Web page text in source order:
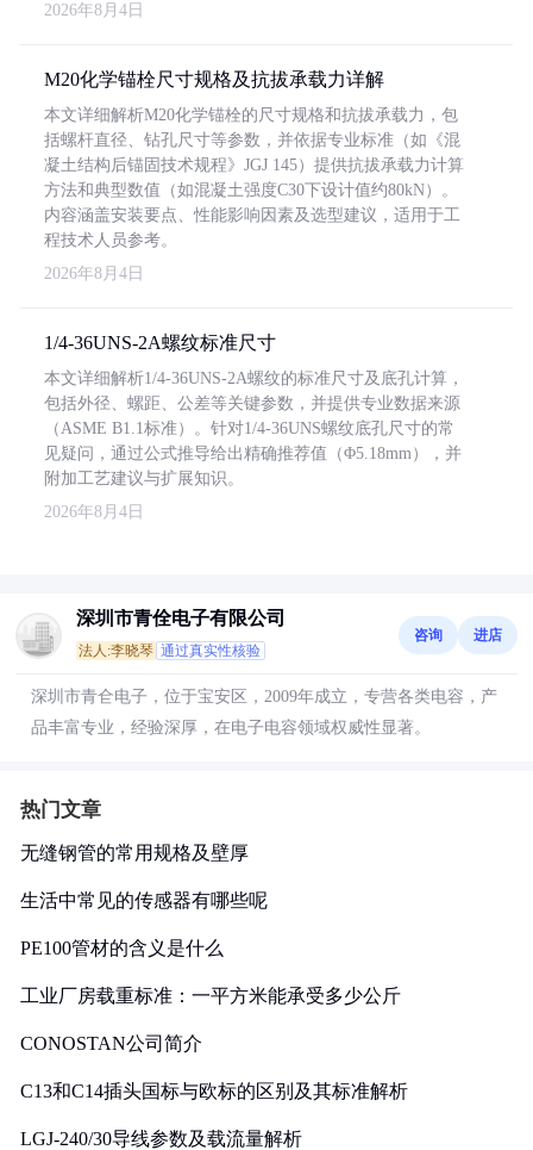
2026年8月4日
M20化学锚栓尺寸规格及抗拔承载力详解
本文详细解析M20化学锚栓的尺寸规格和抗拔承载力，包
括螺杆直径、钻孔尺寸等参数，并依据专业标准（如《混
凝土结构后锚固技术规程》JGJ 145）提供抗拔承载力计算
方法和典型数值（如混凝土强度C30下设计值约80kN）。
内容涵盖安装要点、性能影响因素及选型建议，适用于工
程技术人员参考。
2026年8月4日
1/4-36UNS-2A螺纹标准尺寸
本文详细解析1/4-36UNS-2A螺纹的标准尺寸及底孔计算，
包括外径、螺距、公差等关键参数，并提供专业数据来源
（ASME B1.1标准）。针对1/4-36UNS螺纹底孔尺寸的常
见疑问，通过公式推导给出精确推荐值（Φ5.18mm），并
附加工艺建议与扩展知识。
2026年8月4日
深圳市青佺电子有限公司
法人:李晓琴 通过真实性核验
咨询 进店
深圳市青仺电子，位于宝安区，2009年成立，专营各类电容，产
品丰富专业，经验深厚，在电子电容领域权威性显著。
热门文章
无缝钢管的常用规格及壁厚
生活中常见的传感器有哪些呢
PE100管材的含义是什么
工业厂房载重标准：一平方米能承受多少公斤
CONOSTAN公司简介
C13和C14插头国标与欧标的区别及其标准解析
LGJ-240/30导线参数及载流量解析